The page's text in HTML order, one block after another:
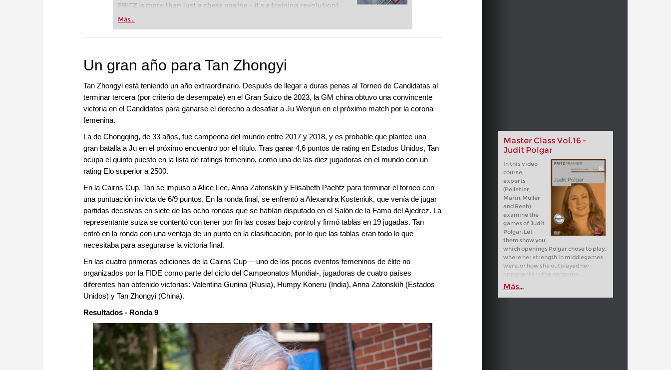
FRITZ is more than just a chess engine – it’s a training revolution!
Whether you’re taking your first steps into the world of club chess,
more efficiently, intelligently and with a more personalised
Más...
Un gran año para Tan Zhongyi
Tan Zhongyi está teniendo un año extraordinario. Después de llegar a duras penas al Torneo de Candidatas al
terminar tercera (por criterio de desempate) en el Gran Suizo de 2023, la GM china obtuvo una convincente
victoria en el Candidatos para ganarse el derecho a desafiar a Ju Wenjun en el próximo match por la corona
femenina.
Master Class Vol.16 -
Judit Polgar
In this video
course,
experts
(Pelletier,
Marin, Müller
and Reeh)
examine the
games of Judit
Polgar. Let
them show you
which openings Polgar chose to play,
where her strength in middlegames
were, or how she outplayed her
opponents in the endgame.
Más...
La de Chongqing, de 33 años, fue campeona del mundo entre 2017 y 2018, y es probable que plantee una
gran batalla a Ju en el próximo encuentro por el título. Tras ganar 4,6 puntos de rating en Estados Unidos, Tan
ocupa el quinto puesto en la lista de ratings femenino, como una de las diez jugadoras en el mundo con un
rating Elo superior a 2500.
En la Cairns Cup, Tan se impuso a Alice Lee, Anna Zatonskih y Elisabeth Paehtz para terminar el torneo con
una puntuación invicta de 6/9 puntos. En la ronda final, se enfrentó a Alexandra Kosteniuk, que venía de jugar
partidas decisivas en siete de las ocho rondas que se habían disputado en el Salón de la Fama del Ajedrez. La
representante suiza se contentó con tener por fin las cosas bajo control y firmó tablas en 19 jugadas. Tan
entró en la ronda con una ventaja de un punto en la clasificación, por lo que las tablas eran todo lo que
necesitaba para asegurarse la victoria final.
En las cuatro primeras ediciones de la Cairns Cup —uno de los pocos eventos femeninos de élite no
organizados por la FIDE como parte del ciclo del Campeonatos Mundial-, jugadoras de cuatro países
diferentes han obtenido victorias: Valentina Gunina (Rusia), Humpy Koneru (India), Anna Zatonskih (Estados
Unidos) y Tan Zhongyi (China).
Resultados - Ronda 9